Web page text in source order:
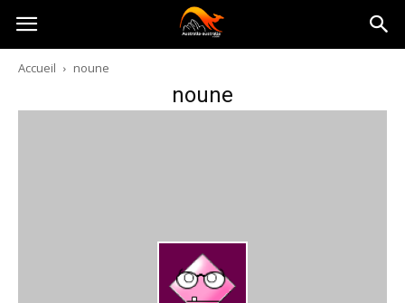
Australia-
australie.com
Accueil noune
noune